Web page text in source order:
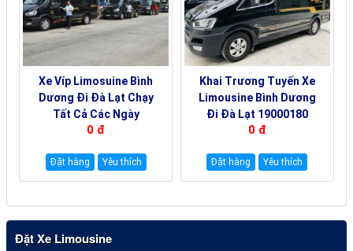
Xe Víp Limosuine Bình
Dương Đi Đà Lạt Chạy
Tất Cả Các Ngày
19000144
0 đ
Đặt hàng Yêu thích
Khai Trương Tuyến Xe
Limousine Bình Dương
Đi Đà Lạt 19000180
0 đ
Đặt hàng Yêu thích
Đặt Xe Limousine